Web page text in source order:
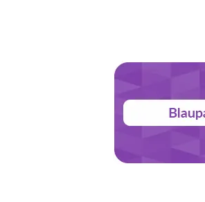
Jetzt lesen